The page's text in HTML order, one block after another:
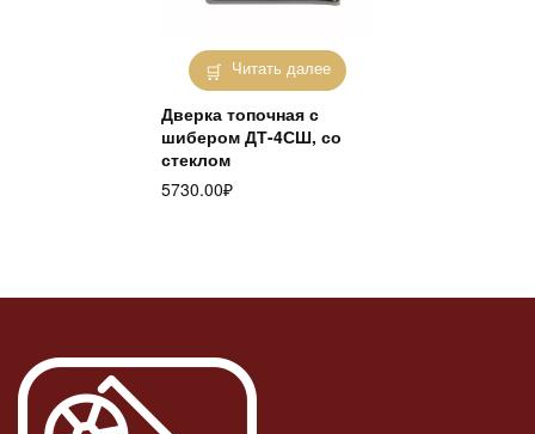
Читать далее
Дверка топочная с
шибером ДТ-4СШ, со
стеклом
5730.00₽